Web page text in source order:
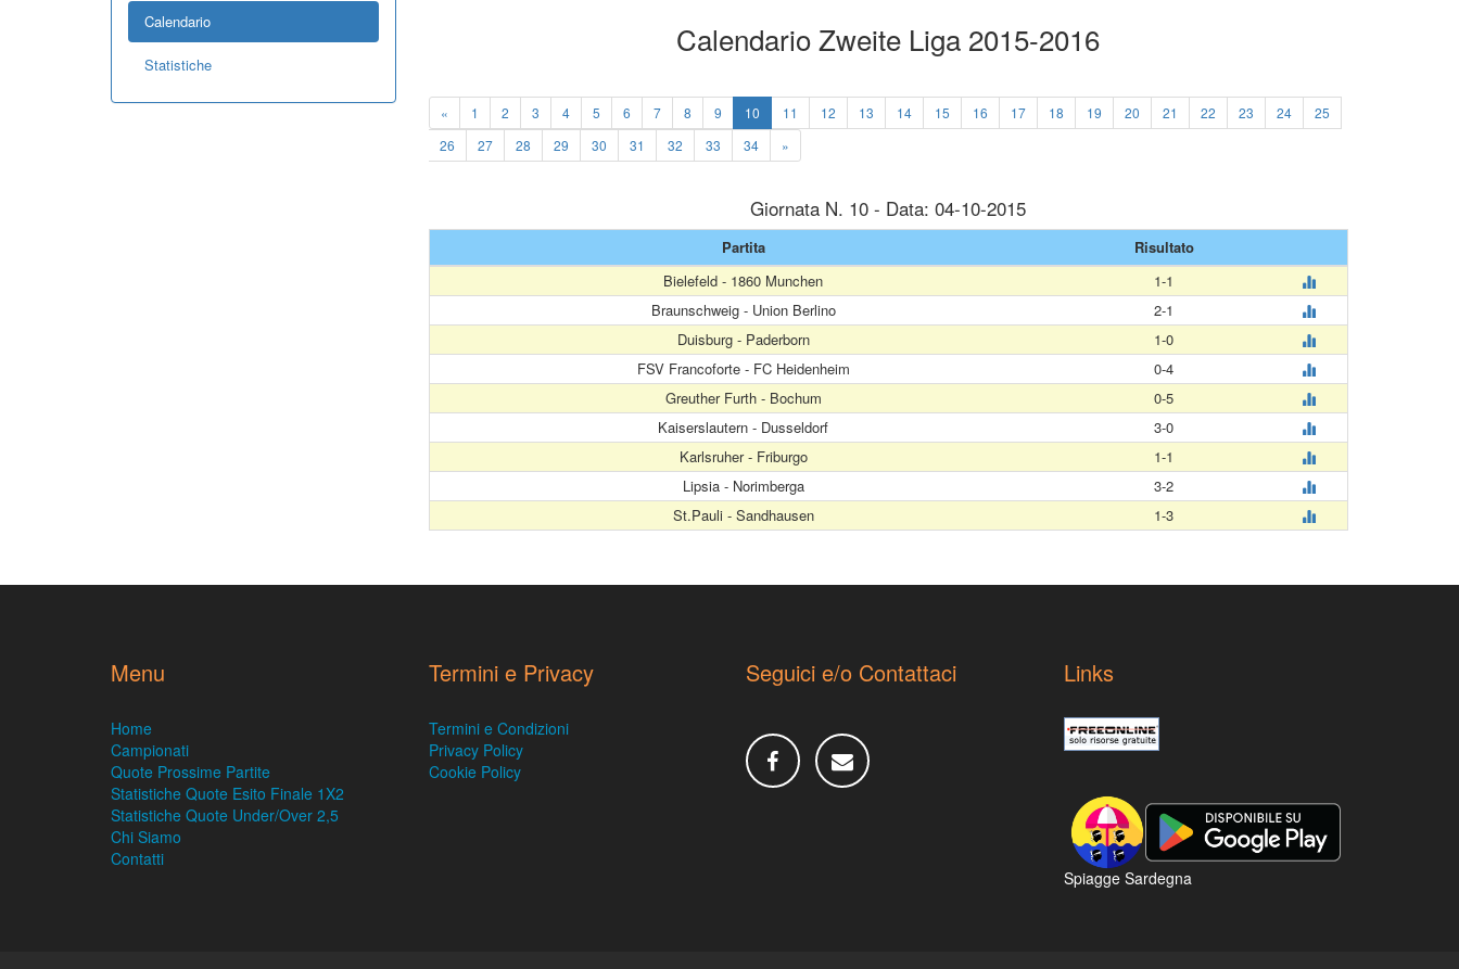
Calendario
Statistiche
Calendario Zweite Liga 2015-2016
« 1 2 3 4 5 6 7 8 9 10 11 12 13 14 15 16 17 18 19 20 21 22 23 24
25
26
27 28 29 30 31 32 33 34 »
Giornata N. 10 - Data: 04-10-2015
Partita
Risultato
Bielefeld - 1860 Munchen
1-1
Braunschweig - Union Berlino
2-1
Duisburg - Paderborn
1-0
FSV Francoforte - FC Heidenheim
0-4
Greuther Furth - Bochum
0-5
Kaiserslautern - Dusseldorf
3-0
Karlsruher - Friburgo
1-1
Lipsia - Norimberga
3-2
St.Pauli - Sandhausen
1-3
Menu
Home
Campionati
Quote Prossime Partite
Statistiche Quote Esito Finale 1X2
Statistiche Quote Under/Over 2,5
Chi Siamo
Contatti
Termini e Privacy
Termini e Condizioni
Privacy Policy
Cookie Policy
Seguici e/o Contattaci Links
Spiagge Sardegna